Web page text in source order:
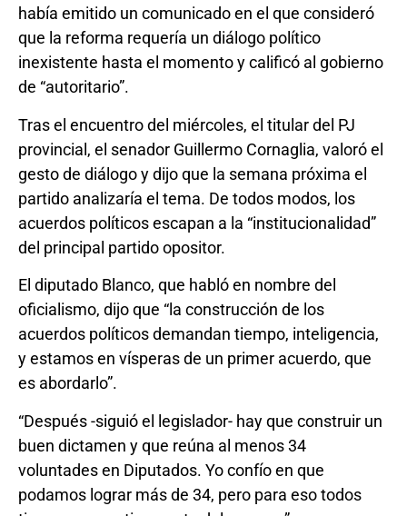
había emitido un comunicado en el que consideró
que la reforma requería un diálogo político
inexistente hasta el momento y calificó al gobierno
de “autoritario”.
Tras el encuentro del miércoles, el titular del PJ
provincial, el senador Guillermo Cornaglia, valoró el
gesto de diálogo y dijo que la semana próxima el
partido analizaría el tema. De todos modos, los
acuerdos políticos escapan a la “institucionalidad”
del principal partido opositor.
El diputado Blanco, que habló en nombre del
oficialismo, dijo que “la construcción de los
acuerdos políticos demandan tiempo, inteligencia,
y estamos en vísperas de un primer acuerdo, que
es abordarlo”.
“Después -siguió el legislador- hay que construir un
buen dictamen y que reúna al menos 34
voluntades en Diputados. Yo confío en que
podamos lograr más de 34, pero para eso todos